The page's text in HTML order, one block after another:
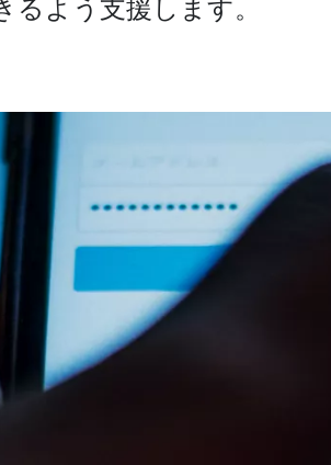
るよう支援します。